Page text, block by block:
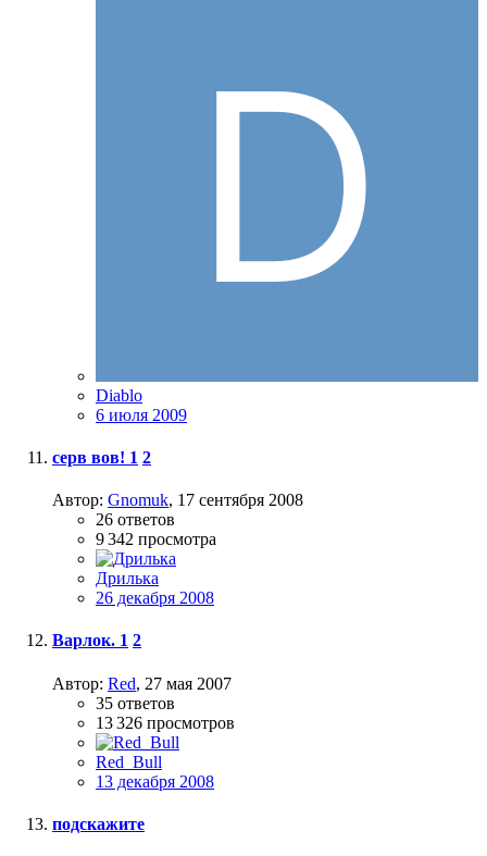
Diablo
6 июля 2009
серв вов! 1 2
Автор: Gnomuk, 17 сентября 2008
26 ответов
9 342 просмотра
Дрилька
26 декабря 2008
Варлок. 1 2
Автор: Red, 27 мая 2007
35 ответов
13 326 просмотров
Red_Bull
13 декабря 2008
подскажите